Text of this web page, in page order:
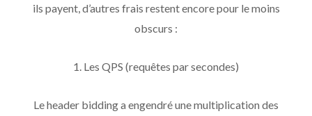
ils payent, d’autres frais restent encore pour le moins
obscurs :
1. Les QPS (requêtes par secondes)
Le header bidding a engendré une multiplication des